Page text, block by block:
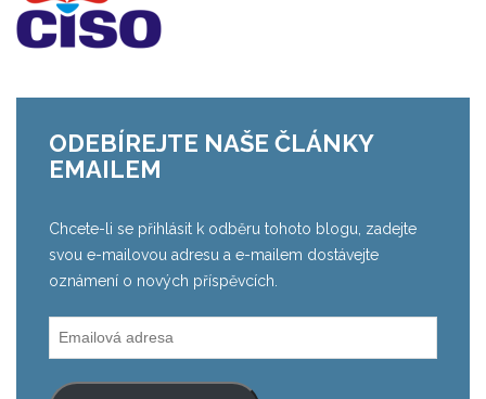
ODEBÍREJTE NAŠE ČLÁNKY
EMAILEM
Chcete-li se přihlásit k odběru tohoto blogu, zadejte
svou e-mailovou adresu a e-mailem dostávejte
oznámení o nových příspěvcích.
Emailová
adresa